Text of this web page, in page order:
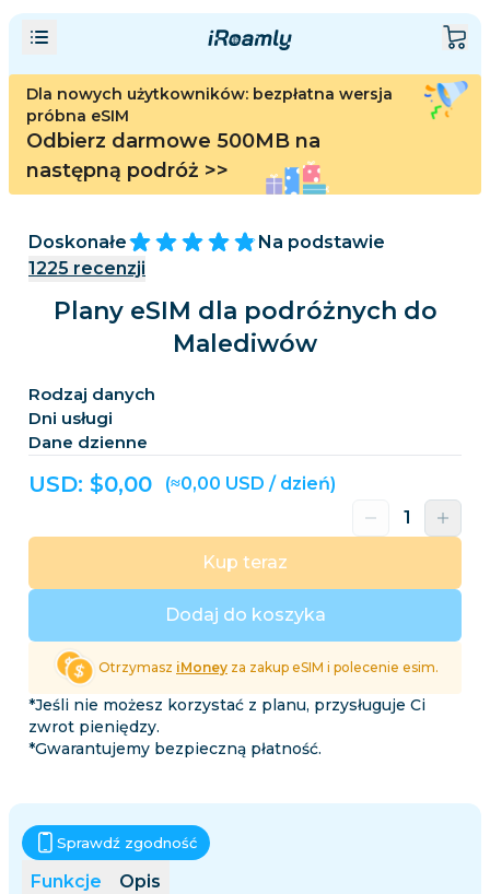
Dla nowych użytkowników: bezpłatna wersja
próbna eSIM
Odbierz darmowe 500MB na
następną podróż >>
Doskonałe
Na podstawie
1225 recenzji
Plany eSIM dla podróżnych do
Malediwów
Rodzaj danych
Dni usługi
Dane dzienne
USD: $0,00 (≈0,00 USD / dzień)
Dodaj do koszyka
Kup teraz
Otrzymasz iMoney za zakup eSIM i polecenie esim.
*Jeśli nie możesz korzystać z planu, przysługuje Ci
zwrot pieniędzy.
*Gwarantujemy bezpieczną płatność.
Funkcje Opis
Sprawdź zgodność